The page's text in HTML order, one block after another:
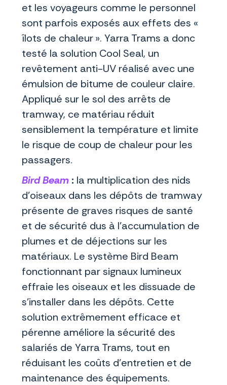
et les voyageurs comme le personnel
sont parfois exposés aux effets des «
îlots de chaleur ». Yarra Trams a donc
testé la solution Cool Seal, un
revêtement anti-UV réalisé avec une
émulsion de bitume de couleur claire.
Appliqué sur le sol des arrêts de
tramway, ce matériau réduit
sensiblement la température et limite
le risque de coup de chaleur pour les
passagers.
Bird Beam: la multiplication des nids
d’oiseaux dans les dépôts de tramway
présente de graves risques de santé
et de sécurité dus à l’accumulation de
plumes et de déjections sur les
matériaux. Le système Bird Beam
fonctionnant par signaux lumineux
effraie les oiseaux et les dissuade de
s’installer dans les dépôts. Cette
solution extrêmement efficace et
pérenne améliore la sécurité des
salariés de Yarra Trams, tout en
réduisant les coûts d’entretien et de
maintenance des équipements.